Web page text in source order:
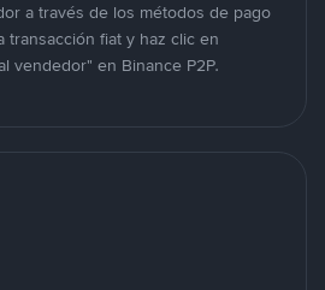
a través de los métodos de pago
transacción fiat y haz clic en
vendedor" en Binance P2P.